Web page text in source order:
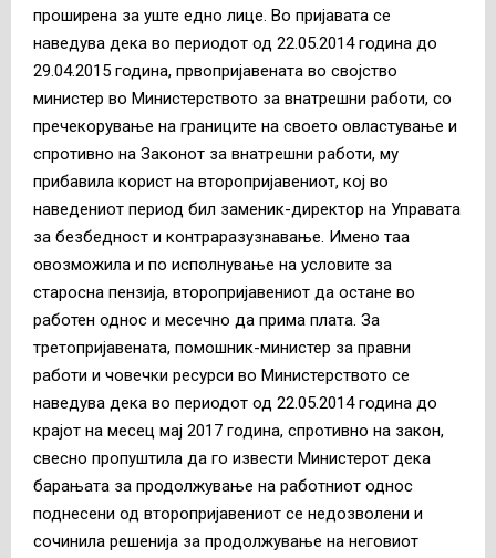
проширена за уште едно лице. Во пријавата се
наведува дека во периодот од 22.05.2014 година до
29.04.2015 година, првопријавената во својство
министер во Министерството за внатрешни работи, со
пречекорување на границите на своето овластување и
спротивно на Законот за внатрешни работи, му
прибавила корист на второпријавениот, кој во
наведениот период бил заменик-директор на Управата
за безбедност и контраразузнавање. Имено таа
овозможила и по исполнување на условите за
старосна пензија, второпријавениот да остане во
работен однос и месечно да прима плата. За
третопријавената, помошник-министер за правни
работи и човечки ресурси во Министерството се
наведува дека во периодот од 22.05.2014 година до
крајот на месец мај 2017 година, спротивно на закон,
свесно пропуштила да го извести Министерот дека
барањата за продолжување на работниот однос
поднесени од второпријавениот се недозволени и
сочинила решенија за продолжување на неговиот